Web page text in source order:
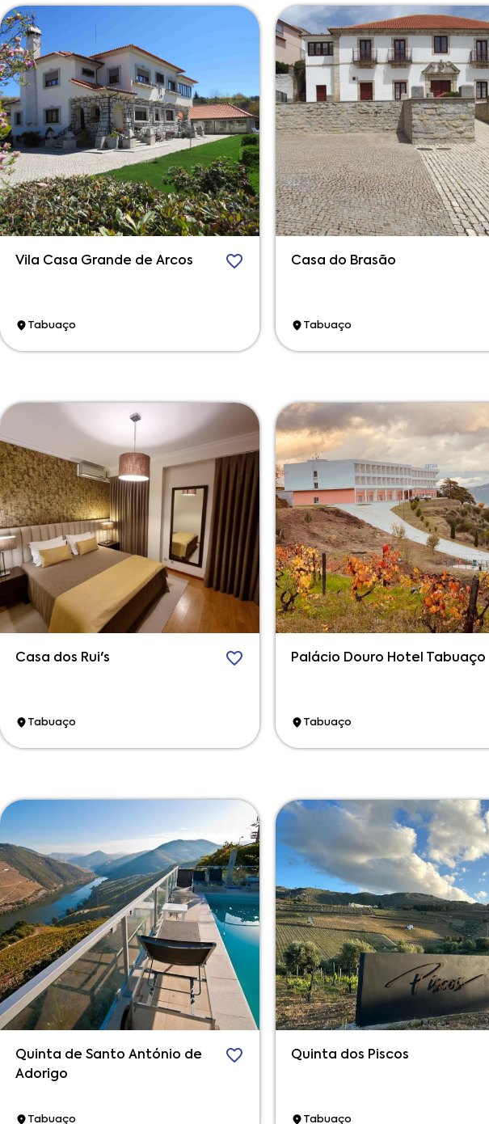
Vila Casa Grande de Arcos
Tabuaço
Casa do Brasão
Tabuaço
Casa dos Rui's
Tabuaço
Palácio Douro Hotel Tabuaço
Tabuaço
Quinta de Santo António de
Adorigo
Tabuaço
Quinta dos Piscos
Tabuaço